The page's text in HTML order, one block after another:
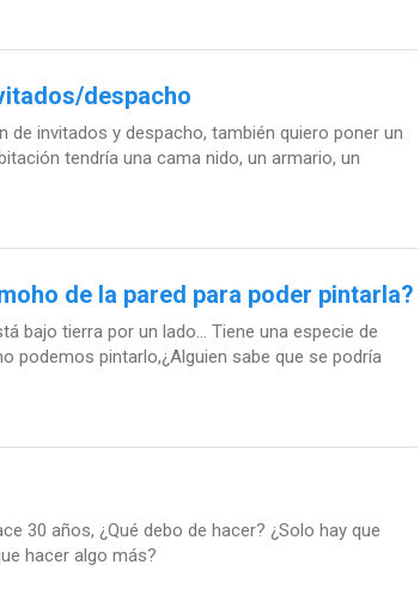
despacho
invitados y despacho, también quiero poner un
tendría una cama nido, un armario, un
de la pared para poder pintarla?
bajo tierra por un lado... Tiene una especie de
podemos pintarlo,¿Alguien sabe que se podría
30 años, ¿Qué debo de hacer? ¿Solo hay que
hacer algo más?